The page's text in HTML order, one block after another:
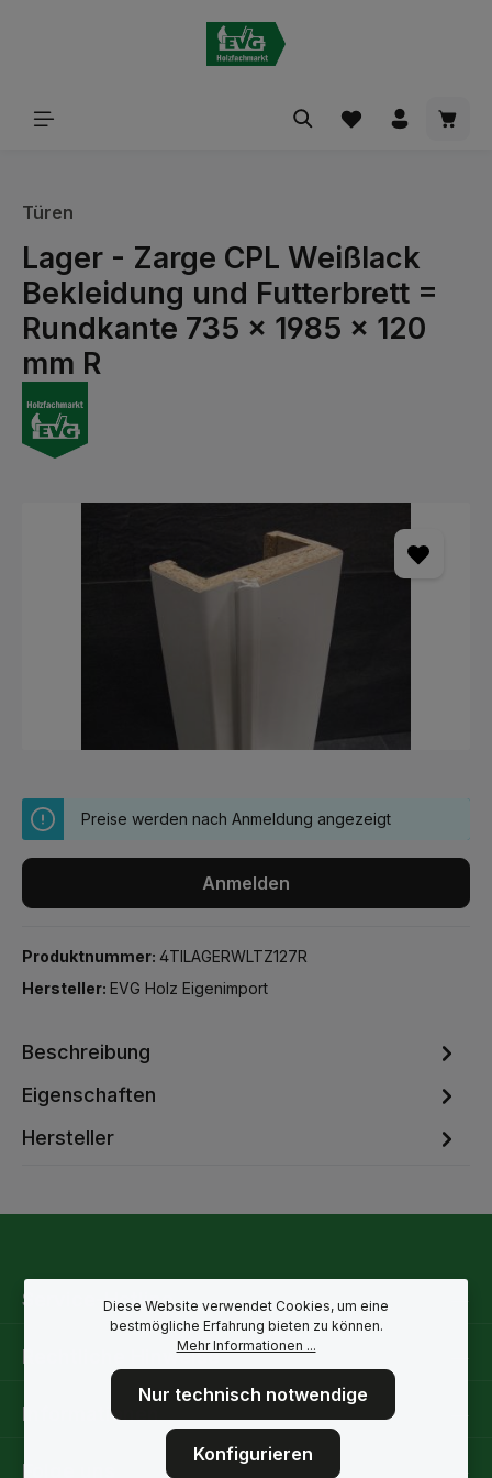
Türen
Lager - Zarge CPL Weißlack
Bekleidung und Futterbrett =
Rundkante 735 x 1985 x 120
mm R
Preise werden nach Anmeldung angezeigt
Anmelden
Produktnummer: 4TILAGERWLTZ127R
Hersteller: EVG Holz Eigenimport
Beschreibung
Eigenschaften
Hersteller
Service-Hotline
Rechtliche Hinweise
Informationen
Folge uns
Diese Website verwendet Cookies, um eine
bestmögliche Erfahrung bieten zu können.
Mehr Informationen ...
Nur technisch notwendige
Konfigurieren